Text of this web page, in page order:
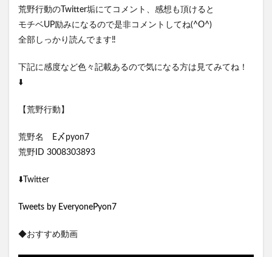
荒野行動のTwitter垢にてコメント、感想も頂けると
モチベUP励みになるので是非コメントしてね(^O^)
全部しっかり読んでます‼️
下記に感度など色々記載あるので気になる方は見てみてね！
⬇️
【荒野行動】
荒野名 E〆pyon7
荒野ID 3008303893
⬇️Twitter
Tweets by EveryonePyon7
◆おすすめ動画